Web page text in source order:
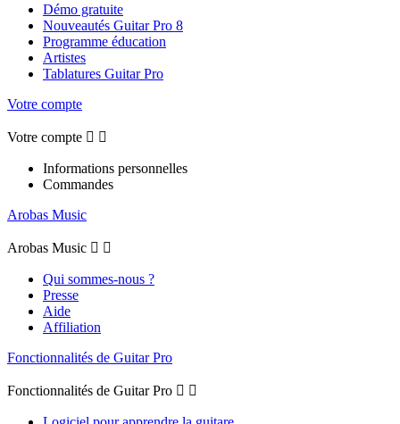
Démo gratuite
Nouveautés Guitar Pro 8
Programme éducation
Artistes
Tablatures Guitar Pro
Votre compte
Votre compte  
Informations personnelles
Commandes
Arobas Music
Arobas Music  
Qui sommes-nous ?
Presse
Aide
Affiliation
Fonctionnalités de Guitar Pro
Fonctionnalités de Guitar Pro  